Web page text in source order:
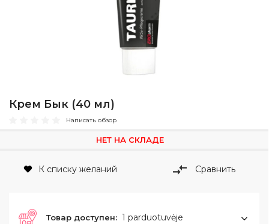
Крем Бык (40 мл)
Написать обзор
НЕТ НА СКЛАДЕ
К списку желаний Сравнить
Товар доступен: 1 parduotuvėje